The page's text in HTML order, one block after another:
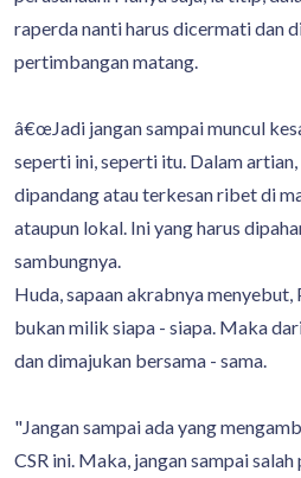
raperda nanti harus dicermati dan
pertimbangan matang.
â€œJadi jangan sampai muncul
seperti ini, seperti itu. Dalam artian,
dipandang atau terkesan ribet di
ataupun lokal. Ini yang harus
sambungnya.
Huda, sapaan akrabnya
bukan milik siapa - siapa. Maka
dan dimajukan bersama - sama.
"Jangan sampai ada yang
CSR ini. Maka, jangan sampai